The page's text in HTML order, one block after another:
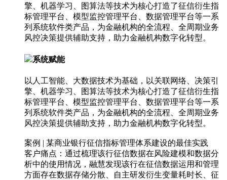
擎、机器学习、图算法等技术为核心打造了征信衍生指
标管理平台、模型监控管理平台、数据管理平台等一系
列系统软件类产品，为金融机构的全流程、全周期业务
风控决策提供辅助支持，助力金融机构数字化转型。
系统赋能
以人工智能、大数据技术为基础，以关联网络、决策引
擎、机器学习、图算法等技术为核心打造了征信衍生指
标管理平台、模型监控管理平台、数据管理平台等一系
列系统软件类产品，为金融机构的全流程、全周期业务
风控决策提供辅助支持，助力金融机构数字化转型。
案例 | 某商业银行征信指标管理体系建设的最佳实践
客户痛点：通过梳理该行征信数据在风险建模和数据分
析中的使用情况，融慧发现该行在征信数据运用和管理
方面存在数据存储分散、自主研发衍生变量耗时长、征